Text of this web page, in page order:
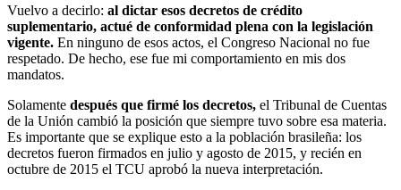
Vuelvo a decirlo: al dictar esos decretos de crédito
suplementario, actué de conformidad plena con la legislación
vigente. En ninguno de esos actos, el Congreso Nacional no fue
respetado. De hecho, ese fue mi comportamiento en mis dos
mandatos.
Solamente después que firmé los decretos, el Tribunal de Cuentas
de la Unión cambió la posición que siempre tuvo sobre esa materia.
Es importante que se explique esto a la población brasileña: los
decretos fueron firmados en julio y agosto de 2015, y recién en
octubre de 2015 el TCU aprobó la nueva interpretación.